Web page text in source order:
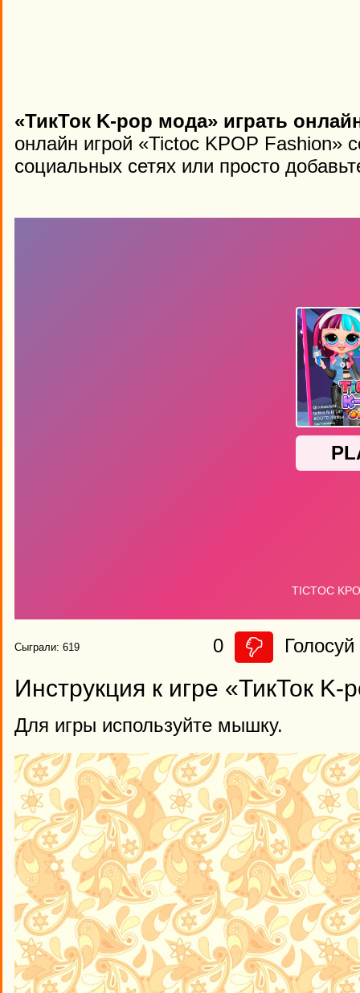
«ТикТок K-pop мода» играть
онлайн игрой «Tictoc KPOP Fashion»
социальных сетях или просто
Сыграли: 619 0 Голосуй
Инструкция к игре «ТикТок K-
Для игры используйте мышку.